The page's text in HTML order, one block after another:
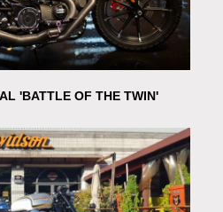
'BATTLE OF THE TWIN'